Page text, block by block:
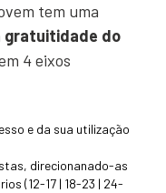
tem uma
gratuitidade do
4 eixos
e da sua utilização
direcionanado-as
(12-17 | 18-23 | 24-